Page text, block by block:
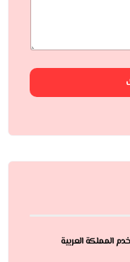
المملكة العربية